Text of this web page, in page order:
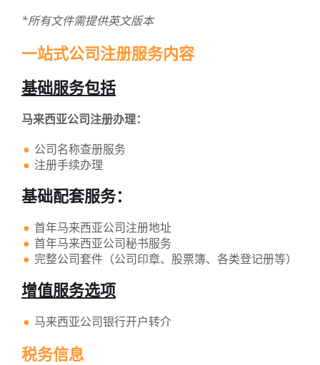
*所有文件需提供英文版本
一站式公司注册服务内容
基础服务包括
马来西亚公司注册办理：
公司名称查册服务
注册手续办理
基础配套服务：
首年马来西亚公司注册地址
首年马来西亚公司秘书服务
完整公司套件（公司印章、股票簿、各类登记册等）
增值服务选项
马来西亚公司银行开户转介
税务信息